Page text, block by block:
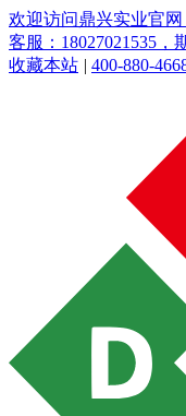
欢迎访问鼎兴实业官
客服：18027021535，
收藏本站 | 400-880-